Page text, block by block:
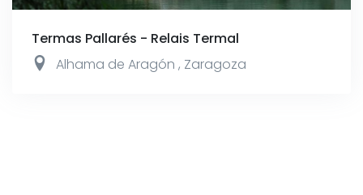
Termas Pallarés - Relais Termal
Alhama de Aragón , Zaragoza